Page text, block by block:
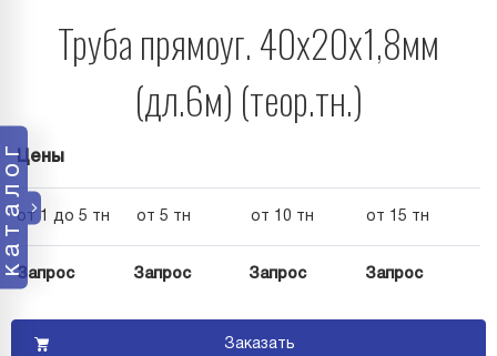
каталог
Труба прямоуг. 40х20х1,8мм
(дл.6м) (теор.тн.)
Цены
от 1 до 5 тн от 5 тн от 10 тн от 15 тн
Запрос Запрос Запрос Запрос
Заказать